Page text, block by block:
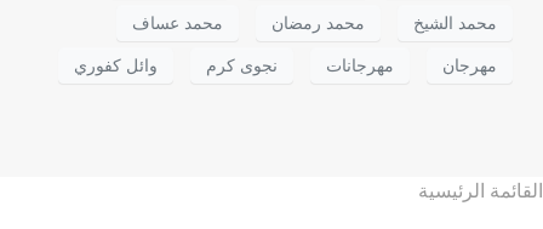
محمد الشيخ محمد رمضان محمد عساف
مهرجان مهرجانات نجوى كرم وائل كفوري
القائمة الرئيسية